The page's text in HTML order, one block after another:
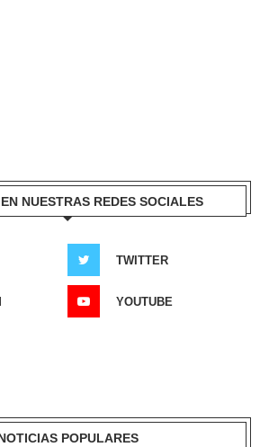
NUESTRAS REDES SOCIALES
TWITTER
YOUTUBE
POPULARES